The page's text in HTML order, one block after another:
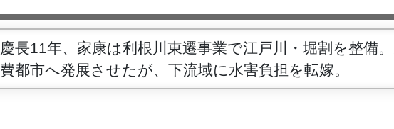
慶長11年、家康は利根川東遷事業で江戸川・堀割を整備
費都市へ発展させたが、下流域に水害負担を転嫁。